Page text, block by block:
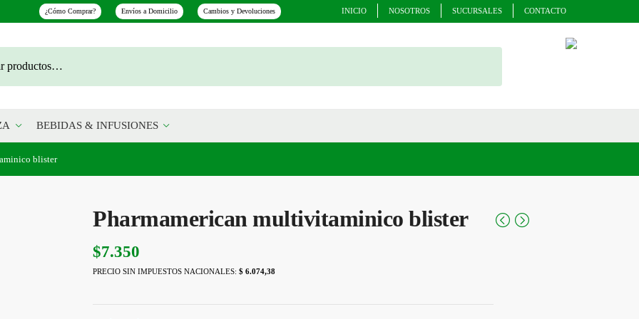
¿Cómo Comprar? Envíos a Domicilio Cambios y Devoluciones INICIO NOSOTROS SUCURSALES CONTACTO
BEBIDAS & INFUSIONES
blister
Pharmamerican multivitaminico blister
$7.350
PRECIO SIN IMPUESTOS NACIONALES:$ 6.074,38